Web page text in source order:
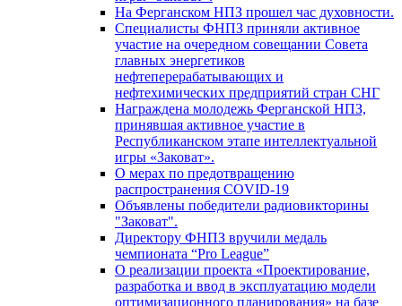
На Ферганском НПЗ прошел час духовности.
Специалисты ФНПЗ приняли активное
участие на очередном совещании Совета
главных энергетиков
нефтеперерабатывающих и
нефтехимических предприятий стран СНГ
Награждена молодежь Ферганской НПЗ,
принявшая активное участие в
Республиканском этапе интеллектуальной
игры «Заковат».
О мерах по предотвращению
распространения COVID-19
Объявлены победители радиовикторины
"Заковат".
Директору ФНПЗ вручили медаль
чемпионата “Pro League”
О реализации проекта «Проектирование,
разработка и ввод в эксплуатацию модели
оптимизационного планирования» на базе